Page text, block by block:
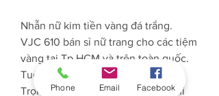
Nhẫn nữ kim tiền vàng đá trắng.
VJC 610 bán sỉ nữ trang cho các tiệm
vàng tại Tp.HCM và trên toàn quốc.
Tuổi Vàng: 61%
Trọng lượng Vàng: Khoảng 0.3 chỉ
Phone Email Facebook